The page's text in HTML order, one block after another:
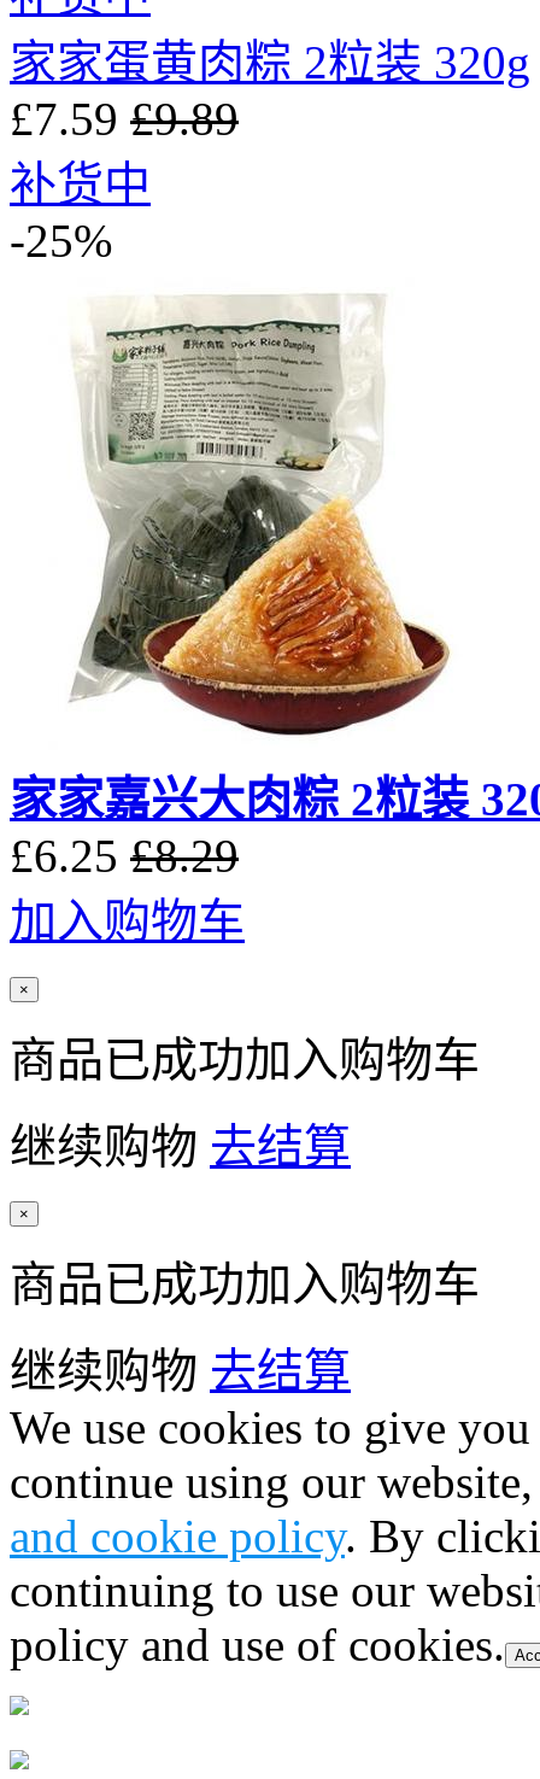
家家蛋黄肉粽 2粒装 320g
£7.59 £9.89
补货中
-25%
家家嘉兴大肉粽 2粒装
£6.25 £8.29
加入购物车
×
商品已成功加入购物车
继续购物 去结算
×
商品已成功加入购物车
继续购物 去结算
We use cookies to give
continue using our
and cookie policy. By
continuing to use our
policy and use of cookies.